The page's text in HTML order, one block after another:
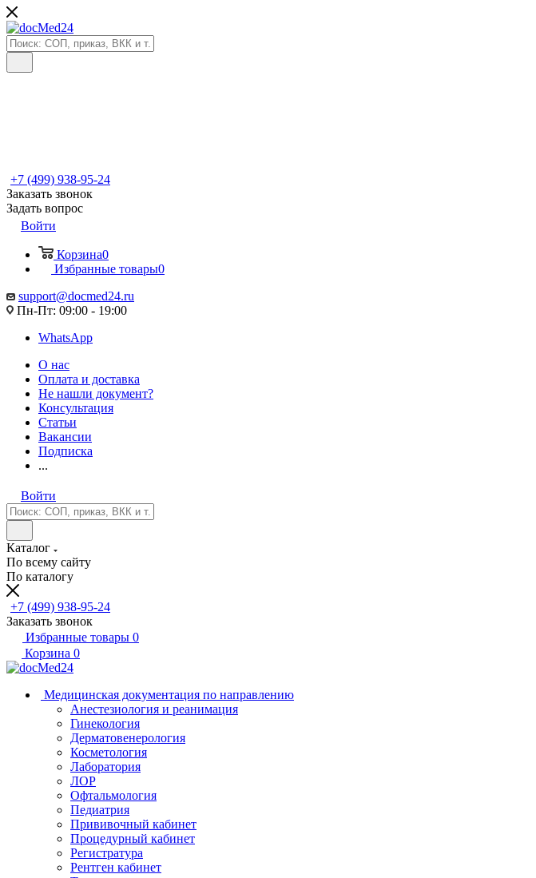
+7 (499) 938-95-24
Заказать звонок
Задать вопрос
Войти
Корзина0
Избранные товары0
support@docmed24.ru
Пн-Пт: 09:00 - 19:00
WhatsApp
О нас
Оплата и доставка
Не нашли документ?
Консультация
Статьи
Вакансии
Подписка
...
Войти
Каталог
По всему сайту
По каталогу
+7 (499) 938-95-24
Заказать звонок
Избранные товары 0
Корзина 0
Медицинская документация по направлению
Анестезиология и реанимация
Гинекология
Дерматовенерология
Косметология
Лаборатория
ЛОР
Офтальмология
Педиатрия
Прививочный кабинет
Процедурный кабинет
Регистратура
Рентген кабинет